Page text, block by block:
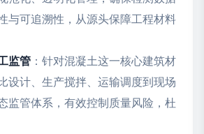
与可追溯性，从源头保障工程材料
监管 ：针对混凝土这一核心建筑材
设计、生产搅拌、运输调度到现场
监管体系，有效控制质量风险，杜